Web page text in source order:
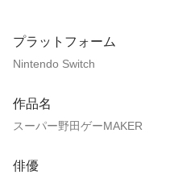
プラットフォーム
Nintendo Switch
作品名
スーパー野田ゲーMAKER
俳優